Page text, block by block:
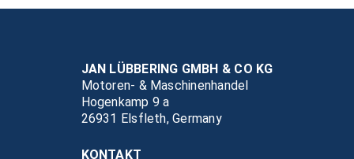
JAN LÜBBERING GMBH & CO KG
Motoren- & Maschinenhandel
Hogenkamp 9 a
26931 Elsfleth, Germany
KONTAKT